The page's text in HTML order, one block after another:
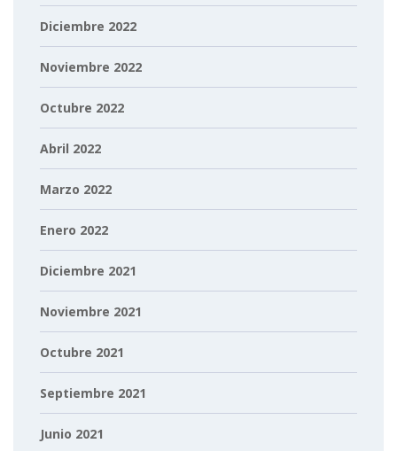
Diciembre 2022
Noviembre 2022
Octubre 2022
Abril 2022
Marzo 2022
Enero 2022
Diciembre 2021
Noviembre 2021
Octubre 2021
Septiembre 2021
Junio 2021